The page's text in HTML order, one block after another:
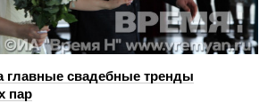
главные свадебные тренды
пар